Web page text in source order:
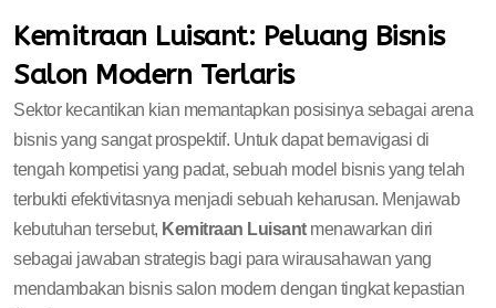
Kemitraan Luisant: Peluang Bisnis
Salon Modern Terlaris
Sektor kecantikan kian memantapkan posisinya sebagai arena
bisnis yang sangat prospektif. Untuk dapat bernavigasi di
tengah kompetisi yang padat, sebuah model bisnis yang telah
terbukti efektivitasnya menjadi sebuah keharusan. Menjawab
kebutuhan tersebut, Kemitraan Luisantmenawarkan diri
sebagai jawaban strategis bagi para wirausahawan yang
mendambakan bisnis salon modern dengan tingkat kepastian